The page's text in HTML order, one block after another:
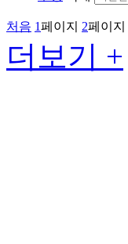
처음 1페이지 2페이지
더보기 +